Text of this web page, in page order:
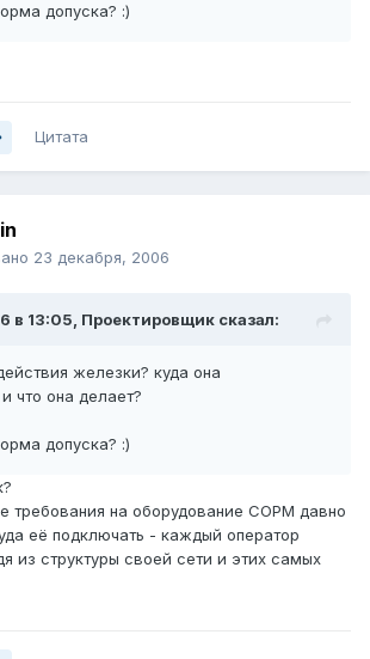
допуска? :)
Цитата
23 декабря, 2006
в 13:05, Проектировщик сказал:
железки? куда она
что она делает?
допуска? :)
требования на оборудование СОРМ давно
её подключать - каждый оператор
из структуры своей сети и этих самых